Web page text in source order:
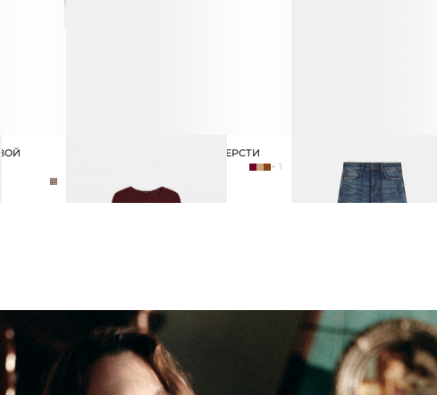
ЛОНГСЛИВ ИЗ ТЕНСЕЛА И ШЕРСТИ
+ 1 14 990 ₽